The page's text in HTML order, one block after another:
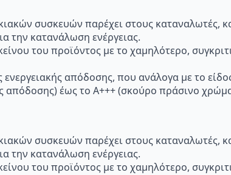
συσκευών παρέχει στους καταναλωτές,
την κατανάλωση ενέργειας.
του προϊόντος με το χαμηλότερο,
απόδοσης, που ανάλογα με το
έως το Α+++ (σκούρο πράσινο
συσκευών παρέχει στους καταναλωτές,
την κατανάλωση ενέργειας.
του προϊόντος με το χαμηλότερο,